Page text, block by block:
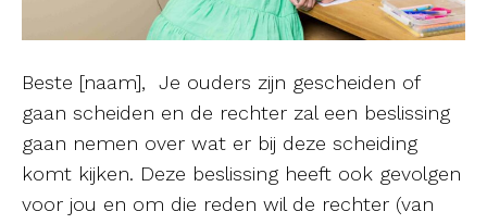
Beste [naam], Je ouders zijn gescheiden of
gaan scheiden en de rechter zal een beslissing
gaan nemen over wat er bij deze scheiding
komt kijken. Deze beslissing heeft ook gevolgen
voor jou en om die reden wil de rechter (van